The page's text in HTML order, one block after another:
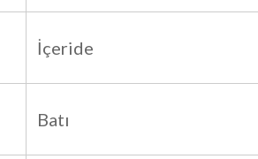
İçeride
Batı